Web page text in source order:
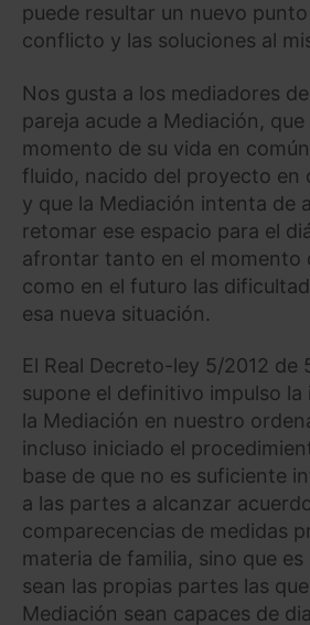
puede resultar un nuevo
conflicto y las soluciones al
Nos gusta a los mediadores
pareja acude a Mediación, que
momento de su vida en
fluido, nacido del proyecto en
y que la Mediación intenta de
retomar ese espacio para el
afrontar tanto en el momento
como en el futuro las
esa nueva situación.
El Real Decreto-ley 5/2012 de
supone el definitivo impulso
la Mediación en nuestro
incluso iniciado el
base de que no es suficiente
a las partes a alcanzar
comparecencias de medidas
materia de familia, sino que es
sean las propias partes las
Mediación sean capaces de